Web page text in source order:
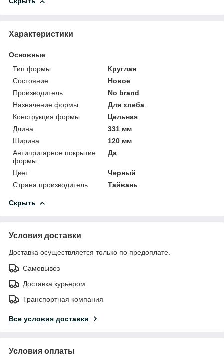
Характеристики
Основные
Тип формы
Круглая
Состояние
Новое
Производитель
No brand
Назначение формы
Для хлеба
Конструкция формы
Цельная
Длина
331 мм
Ширина
120 мм
Антипригарное покрытие
формы
Да
Цвет
Черный
Страна производитель
Тайвань
Скрыть
Условия доставки
Доставка осуществляется только по предоплате.
Самовывоз
Доставка курьером
Транспортная компания
Все условия доставки
Условия оплаты